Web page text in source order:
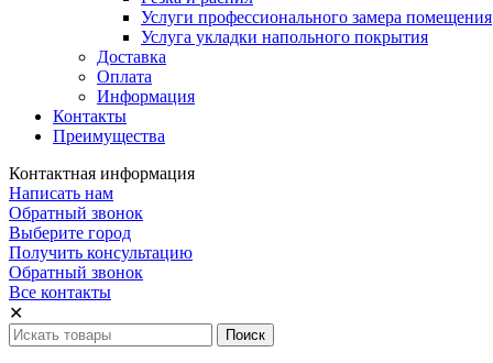
Услуги профессионального замера помещения
Услуга укладки напольного покрытия
Доставка
Оплата
Информация
Контакты
Преимущества
Контактная информация
Написать нам
Обратный звонок
Выберите город
Получить консультацию
Обратный звонок
Все контакты
✕